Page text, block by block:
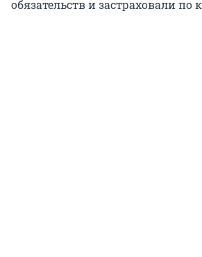
обязательств и застраховали по